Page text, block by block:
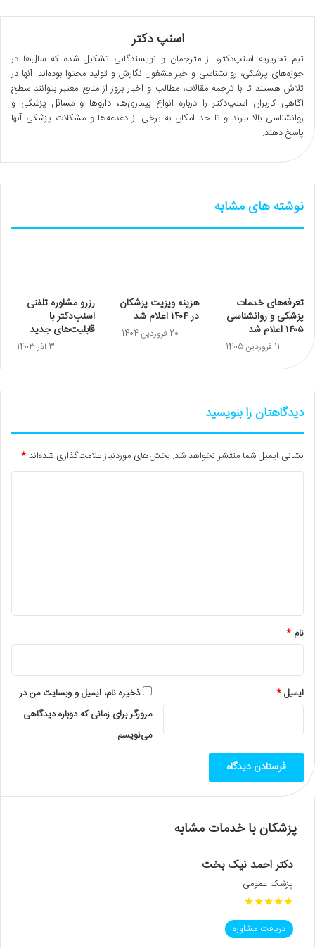
اسنپ دکتر
تیم تحریریه اسنپ‌دکتر، از مترجمان و نویسندگانی تشکیل شده که سال‌ها در
حوزه‌های پزشکی، روانشناسی و خبر مشغول نگارش و تولید محتوا بوده‌اند. آنها در
تلاش هستند تا با ترجمه مقالات، مطالب و اخبار بروز از منابع معتبر بتوانند سطح
آگاهی کاربران اسنپ‌دکتر را درباره انواع بیماری‌ها، داروها و مسائل پزشکی و
روانشناسی بالا ببرند و تا حد امکان به برخی از دغدغه‌ها و مشکلات پزشکی آنها
پاسخ دهند.
نوشته های مشابه
تعرفه‌های خدمات
پزشکی و روانشناسی
۱۴۰۵ اعلام شد
11 فروردین 1405
هزینه ویزیت پزشکان
در ۱۴۰۴ اعلام شد
20 فروردین 1404
رزرو مشاوره تلفنی
اسنپ‌دکتر با
قابلیت‌های جدید
3 آذر 1403
دیدگاهتان را بنویسید
نشانی ایمیل شما منتشر نخواهد شد. بخش‌های موردنیاز علامت‌گذاری شده‌اند*
نام *
ایمیل*
ذخیره نام، ایمیل و وبسایت من در
مرورگر برای زمانی که دوباره دیدگاهی
می‌نویسم.
پزشکان با خدمات مشابه
دکتر احمد نیک بخت
پزشک عمومی
★
★
★
★
★
دریافت مشاوره